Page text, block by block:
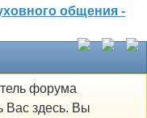
форума
Вас здесь. Вы